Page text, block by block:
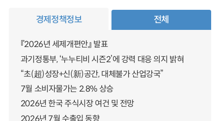
경제정책정보 전체
『2026년 세제개편안』 발표
과기정통부, ‘누누티비 시즌2’에 강력 대응 의지 밝혀
“초(超)성장+신(新)공간, 대체불가 산업강국”
7월 소비자물가는 2.8% 상승
2026년 한국 주식시장 여건 및 전망
2026년 7월 수출입 동향